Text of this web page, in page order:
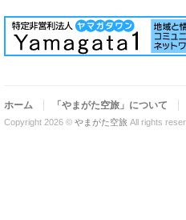
ホーム 「やまがた空旅」について
Copyright 2026 © やまがた空旅 All rights